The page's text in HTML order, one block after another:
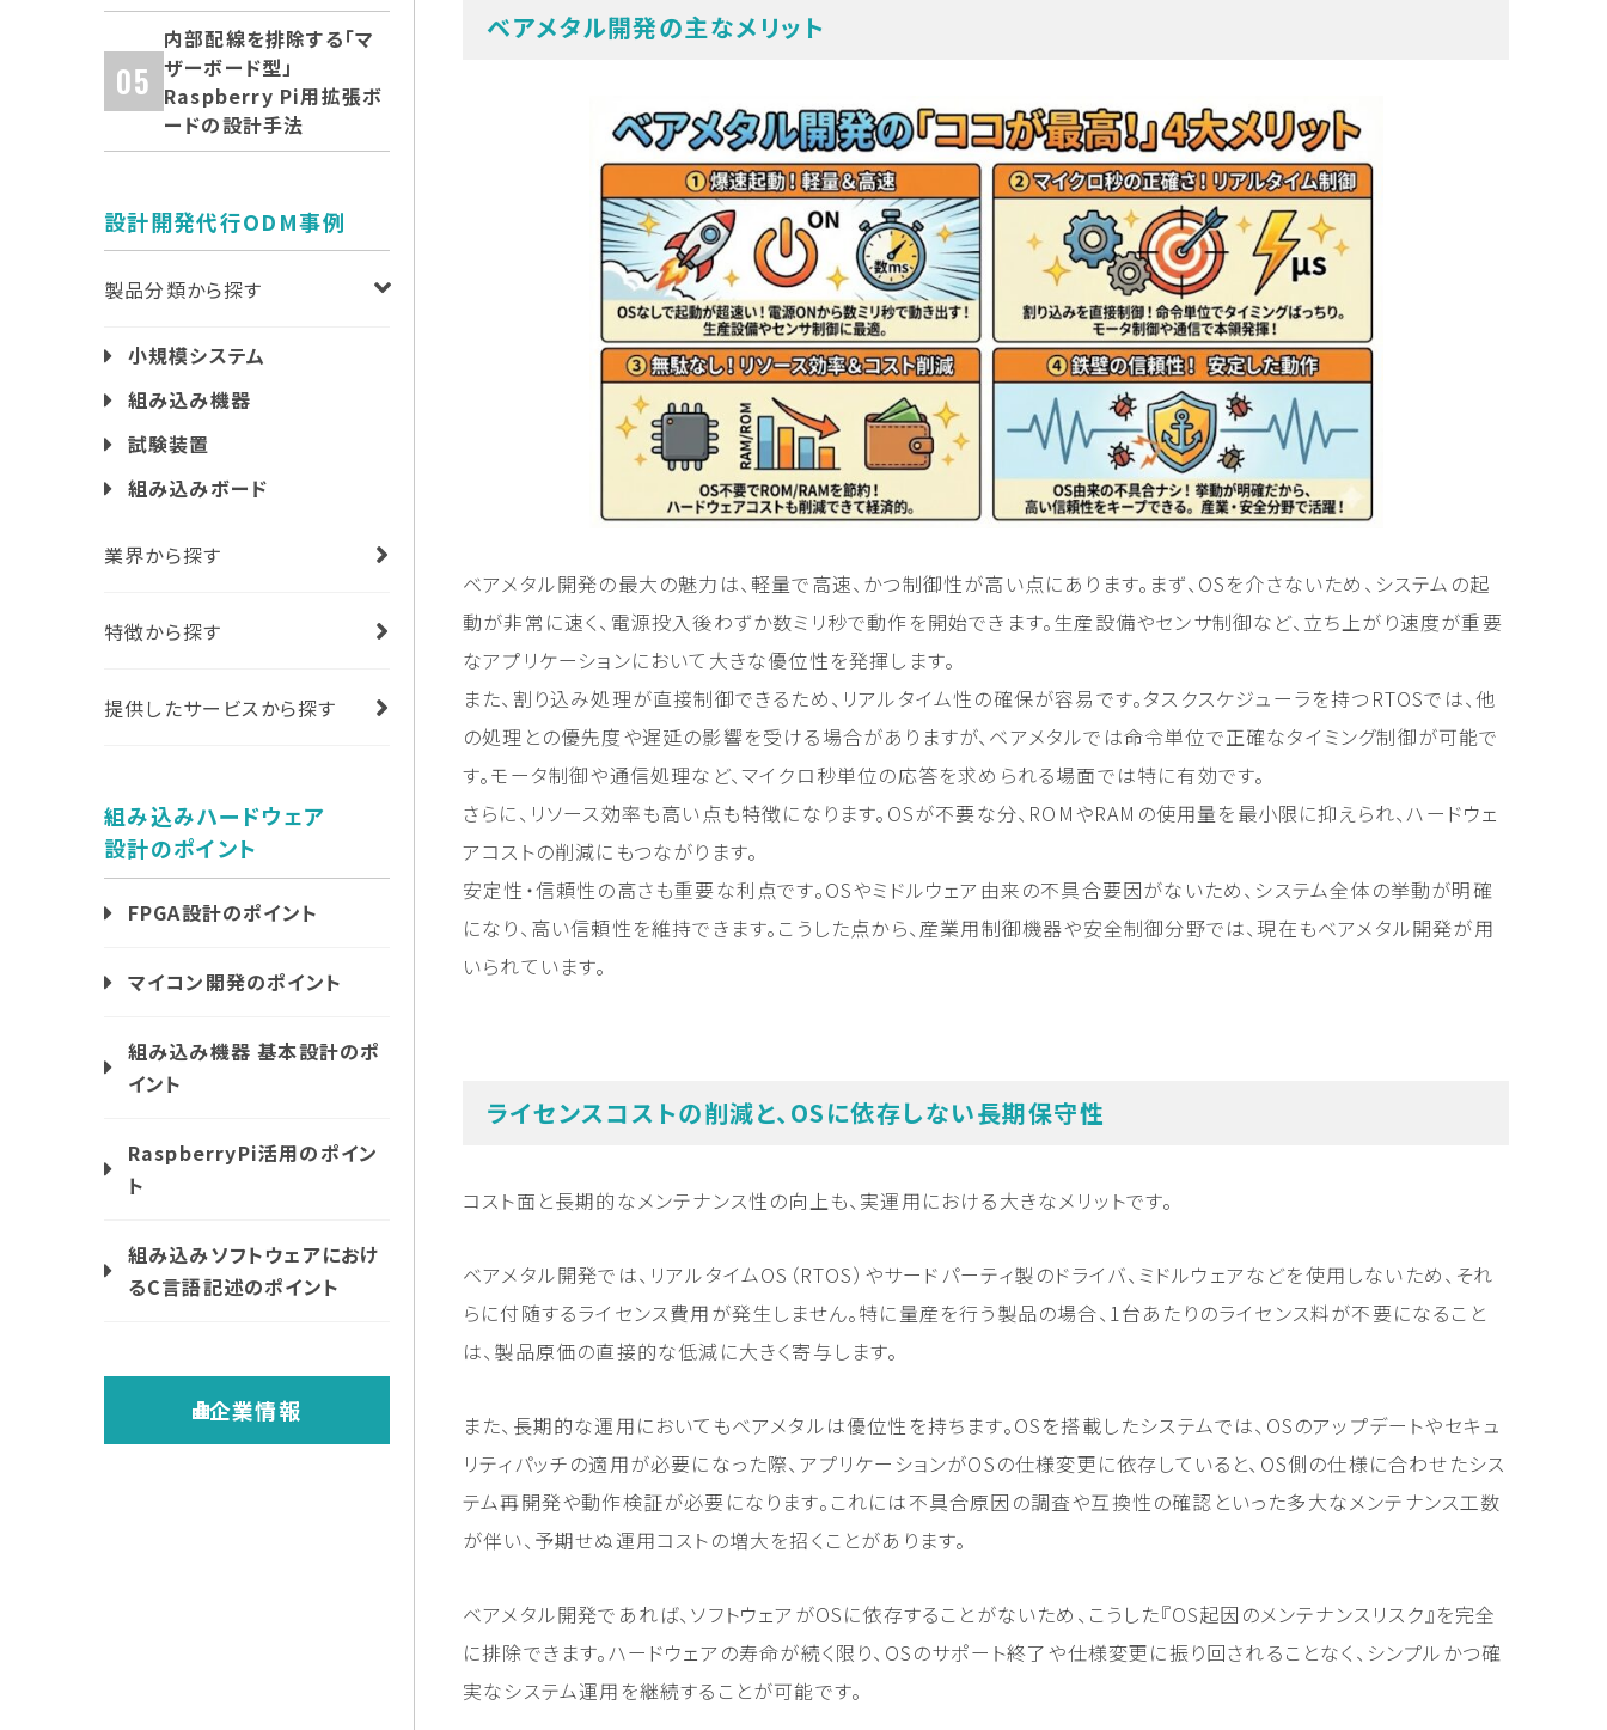
ベアメタル開発の主なメリット
ベアメタル開発の最大の魅力は、軽量で高速、かつ制御性が高い点にあります。まず、OSを介さないため、システムの起
動が非常に速く、電源投入後わずか数ミリ秒で動作を開始できます。生産設備やセンサ制御など、立ち上がり速度が重要
なアプリケーションにおいて大きな優位性を発揮します。
また、割り込み処理が直接制御できるため、リアルタイム性の確保が容易です。タスクスケジューラを持つRTOSでは、他
の処理との優先度や遅延の影響を受ける場合がありますが、ベアメタルでは命令単位で正確なタイミング制御が可能で
す。モータ制御や通信処理など、マイクロ秒単位の応答を求められる場面では特に有効です。
さらに、リソース効率も高い点も特徴になります。OSが不要な分、ROMやRAMの使用量を最小限に抑えられ、ハードウェ
アコストの削減にもつながります。
安定性・信頼性の高さも重要な利点です。OSやミドルウェア由来の不具合要因がないため、システム全体の挙動が明確
になり、高い信頼性を維持できます。こうした点から、産業用制御機器や安全制御分野では、現在もベアメタル開発が用
いられています。
ライセンスコストの削減と、OSに依存しない長期保守性
コスト面と長期的なメンテナンス性の向上も、実運用における大きなメリットです。
ベアメタル開発では、リアルタイムOS（RTOS）やサードパーティ製のドライバ、ミドルウェアなどを使用しないため、それ
らに付随するライセンス費用が発生しません。特に量産を行う製品の場合、1台あたりのライセンス料が不要になること
は、製品原価の直接的な低減に大きく寄与します。
また、長期的な運用においてもベアメタルは優位性を持ちます。OSを搭載したシステムでは、OSのアップデートやセキュ
リティパッチの適用が必要になった際、アプリケーションがOSの仕様変更に依存していると、OS側の仕様に合わせたシス
テム再開発や動作検証が必要になります。これには不具合原因の調査や互換性の確認といった多大なメンテナンス工数
が伴い、予期せぬ運用コストの増大を招くことがあります。
ベアメタル開発であれば、ソフトウェアがOSに依存することがないため、こうした『OS起因のメンテナンスリスク』を完全
に排除できます。ハードウェアの寿命が続く限り、OSのサポート終了や仕様変更に振り回されることなく、シンプルかつ確
実なシステム運用を継続することが可能です。
内部配線を排除する「マ
ザーボード型」
Raspberry Pi用拡張ボ
ードの設計手法
設計開発代行ODM事例
製品分類から探す
小規模システム
組み込み機器
試験装置
組み込みボード
業界から探す
特徴から探す
提供したサービスから探す
組み込みハードウェア
設計のポイント
FPGA設計のポイント
マイコン開発のポイント
組み込み機器 基本設計のポ
イント
RaspberryPi活用のポイン
ト
組み込みソフトウェアにおけ
るC言語記述のポイント
企業情報